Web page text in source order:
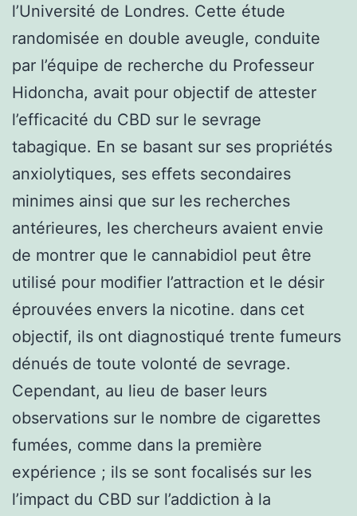
l’Université de Londres. Cette étude
randomisée en double aveugle, conduite
par l’équipe de recherche du Professeur
Hidoncha, avait pour objectif de attester
l’efficacité du CBD sur le sevrage
tabagique. En se basant sur ses propriétés
anxiolytiques, ses effets secondaires
minimes ainsi que sur les recherches
antérieures, les chercheurs avaient envie
de montrer que le cannabidiol peut être
utilisé pour modifier l’attraction et le désir
éprouvées envers la nicotine. dans cet
objectif, ils ont diagnostiqué trente fumeurs
dénués de toute volonté de sevrage.
Cependant, au lieu de baser leurs
observations sur le nombre de cigarettes
fumées, comme dans la première
expérience ; ils se sont focalisés sur les
l’impact du CBD sur l’addiction à la